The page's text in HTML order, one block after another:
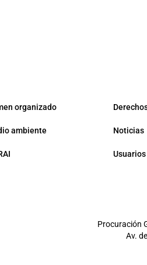
organizado
ambiente Noticias
Procuración
Av.